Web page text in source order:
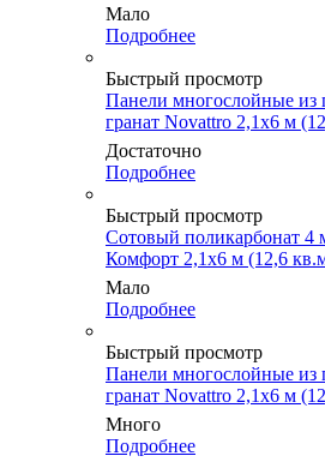
Мало
Подробнее
Быстрый просмотр
Панели многослойные из
гранат Novattro 2,1х6 м
Достаточно
Подробнее
Быстрый просмотр
Сотовый поликарбонат 4
Комфорт 2,1х6 м (12,6
Мало
Подробнее
Быстрый просмотр
Панели многослойные из
гранат Novattro 2,1х6 м
Много
Подробнее